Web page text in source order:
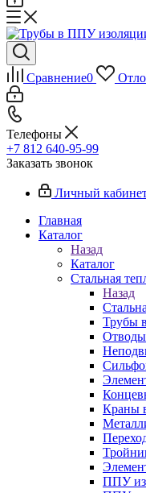
Сравнение0
Телефоны
+7 812 640-95-99
Заказать звонок
Личный
Главная
Каталог
Назад
Каталог
Стальная
Назад
Трубы
Краны
ППУ